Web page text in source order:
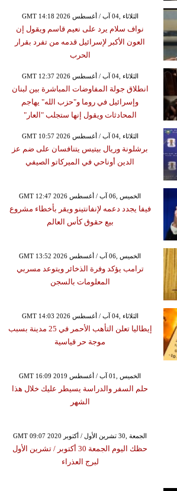
GMT 14:18 2026 الثلاثاء ,04 آب / أغسطس
نواف سلام يرد على نعيم قاسم ويقول إن
العون الأكبر لإسرائيل قدمه من تفرد بقرار
الحرب
GMT 12:37 2026 الثلاثاء ,04 آب / أغسطس
انطلاق جولة المفاوضات المباشرة بين لبنان
وإسرائيل في روما و"حزب الله" يهاجم
المحادثات ويقول إنها ستجلب "العار"
GMT 10:57 2026 الثلاثاء ,04 آب / أغسطس
برشلونة وريال بيتيس يتنافسان على ضم عز
الدين أوناحي في الميركاتو الصيفي
GMT 12:47 2026 الخميس ,06 آب / أغسطس
فيفا يجدد دعمه لإنفانتينو ويقر بأخطاء مشروع
بيع حقوق كأس العالم
GMT 13:52 2026 الخميس ,06 آب / أغسطس
ترامب يؤكد وفرة الذخائر ويتوعد مسربي
المعلومات بالسجن
GMT 14:03 2026 الثلاثاء ,04 آب / أغسطس
إيطاليا تعلن التأهب الأحمر في 25 مدينة بسبب
موجة حر قياسية
GMT 16:09 2019 الخميس ,01 آب / أغسطس
حلم السفر والدراسة يسيطر عليك خلال هذا
الشهر
GMT 09:07 2020 الجمعة ,30 تشرين الأول / أكتوبر
حظك اليوم الجمعة 30 أكتوبر / تشرين الأول
لبرج العذراء